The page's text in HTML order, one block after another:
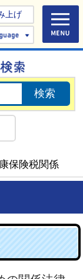
上げ
Select
保険税関係